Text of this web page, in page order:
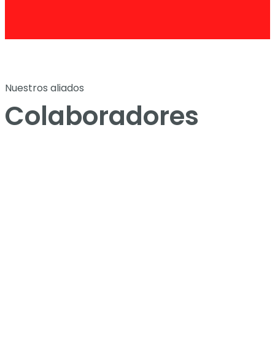
Nuestros aliados
Colaboradores